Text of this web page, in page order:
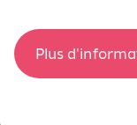
Plus